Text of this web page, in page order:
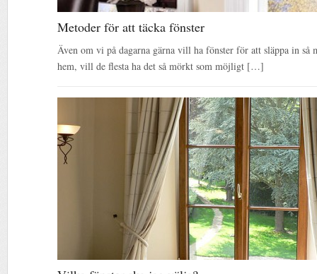
Metoder för att täcka fönster
Även om vi på dagarna gärna vill ha fönster för att släppa in
hem, vill de flesta ha det så mörkt som möjligt […]